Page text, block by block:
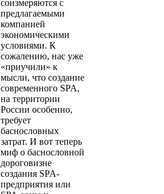
соизмеряются с
предлагаемыми
компанией
экономическими
условиями. К
сожалению, нас уже
«приучили» к
мысли, что создание
современного SPA,
на территории
России особенно,
требует
баснословных
затрат. И вот теперь
миф о баснословной
дороговизне
создания SPA-
предприятия или